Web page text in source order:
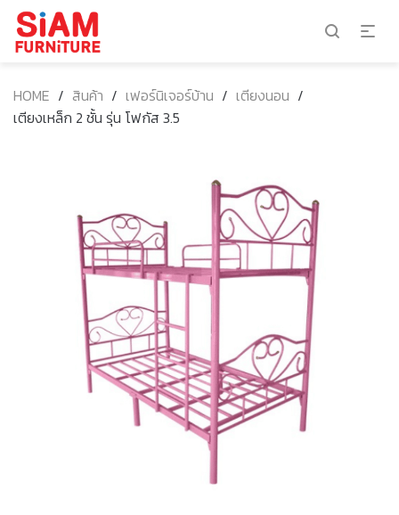
HOME / สินค้า / เฟอร์นิเจอร์บ้าน / เตียงนอน /
เตียงเหล็ก 2 ชั้น รุ่น โฟกัส 3.5